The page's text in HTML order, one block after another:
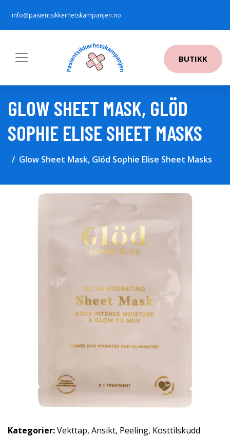
info@pasientsikkerhetskampanjen.no
BUTIKK
GLOW SHEET MASK, GLÖD
SOPHIE ELISE SHEET MASKS
Glow Sheet Mask, Glöd Sophie Elise Sheet Masks
Kategorier:Vekttap, Ansikt, Peeling, Kosttilskudd